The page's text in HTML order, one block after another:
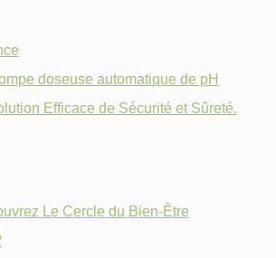
doseuse automatique de pH
Efficace de Sécurité et Sûreté.
Le Cercle du Bien-Être